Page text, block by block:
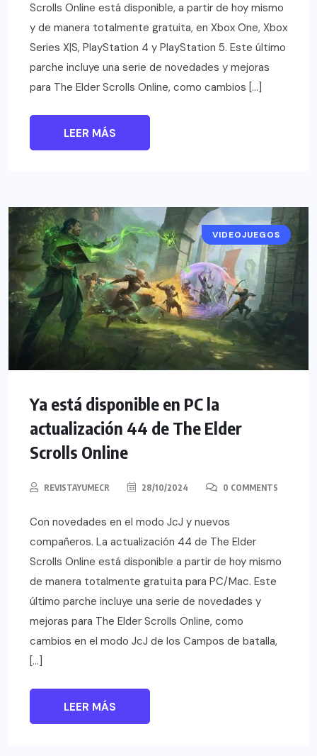
Scrolls Online está disponible, a partir de hoy mismo
y de manera totalmente gratuita, en Xbox One, Xbox
Series X|S, PlayStation 4 y PlayStation 5. Este último
parche incluye una serie de novedades y mejoras
para The Elder Scrolls Online, como cambios […]
LEER MÁS
NOTICIAS
VIDEOJUEGOS
Ya está disponible en PC la
actualización 44 de The Elder
Scrolls Online
REVISTAYUMECR 28/10/2024 0 COMMENTS
Con novedades en el modo JcJ y nuevos
compañeros. La actualización 44 de The Elder
Scrolls Online está disponible a partir de hoy mismo
de manera totalmente gratuita para PC/Mac. Este
último parche incluye una serie de novedades y
mejoras para The Elder Scrolls Online, como
cambios en el modo JcJ de los Campos de batalla,
[…]
LEER MÁS